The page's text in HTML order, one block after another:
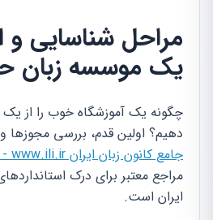
مراحل شناسایی و
یک موسسه زبان
چگونه یک آموزشگاه خوب را از
دهیم؟ اولین قدم، بررسی
جامع کانون زبان ایران www.ili.ir - راهنمای کامل
مراجع معتبر برای درک
ایران است.